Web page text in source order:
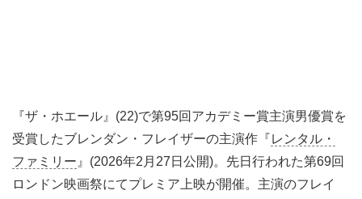
『ザ・ホエール』(22)で第95回アカデミー賞主演男優賞を
受賞したブレンダン・フレイザーの主演作『レンタル・
ファミリー 』(2026年2月27日公開)。先日行われた第69回
ロンドン映画祭にてプレミア上映が開催。主演のフレイ